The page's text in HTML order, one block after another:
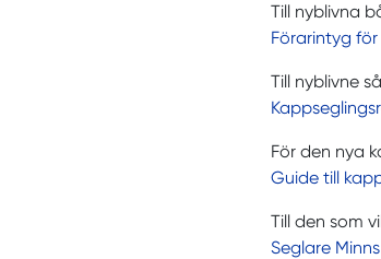
Till nyblivna
Förarintyg
Till nyblivne
För den nya
Guide till
Till den som
Seglare